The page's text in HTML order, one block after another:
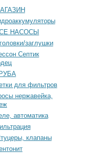
НАСОСЫ
заглушки
Септик
для фильтров
нержавейка,
автоматика
клапаны